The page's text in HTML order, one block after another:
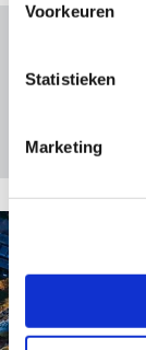
Voorkeuren
Statistieken
Marketing